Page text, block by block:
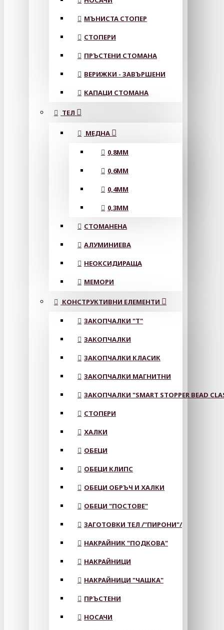
МЪНИСТА СТОПЕР
СТОПЕРИ
ПРЪСТЕНИ СТОМАНА
ВЕРИЖКИ - ЗАВЪРШЕНИ
КАПАЦИ СТОМАНА
ТЕЛ
МЕДНА
0,8MM
0,6MM
0,4MM
0,3MM
СТОМАНЕНА
АЛУМИНИЕВА
НЕОКСИДИРАЩА
МЕМОРИ
КОНСТРУКТИВНИ ЕЛЕМЕНТИ
ЗАКОПЧАЛКИ "Т"
ЗАКОПЧАЛКИ
ЗАКОПЧАЛКИ КЛАСИК
ЗАКОПЧАЛКИ МАГНИТНИ
ЗАКОПЧАЛКИ "SMART STOPPER BEAD
СТОПЕРИ
ХАЛКИ
ОБЕЦИ
ОБЕЦИ КЛИПС
ОБЕЦИ ОБРЪЧ И ХАЛКИ
ОБЕЦИ "ПОСТОВЕ"
ЗАГОТОВКИ ТЕЛ /"ПИРОНИ"/
НАКРАЙНИК "ПОДКОВА"
НАКРАЙНИЦИ
НАКРАЙНИЦИ "ЧАШКА"
ПРЪСТЕНИ
НОСАЧИ